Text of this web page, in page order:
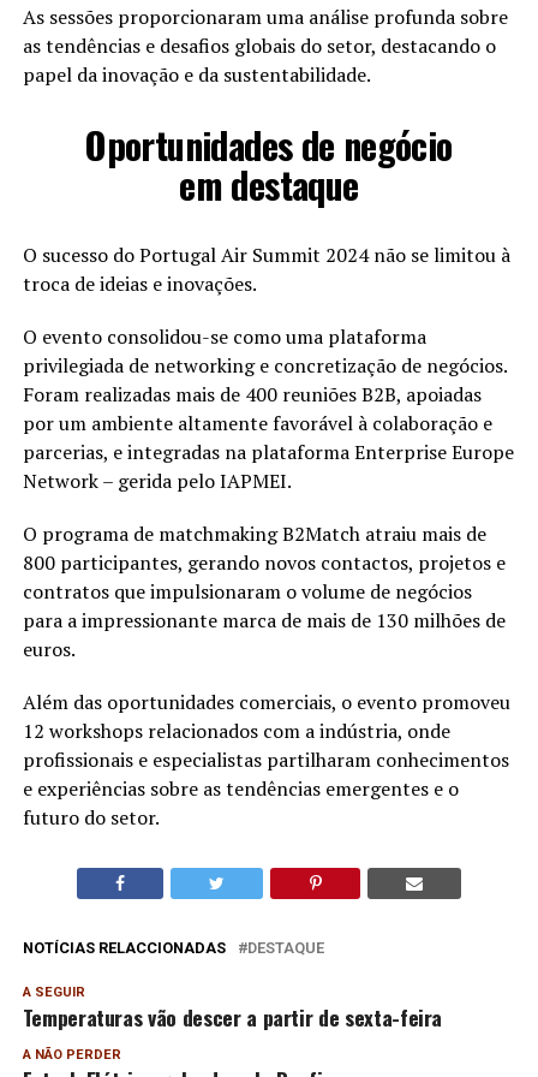
As sessões proporcionaram uma análise profunda sobre
as tendências e desafios globais do setor, destacando o
papel da inovação e da sustentabilidade.
Oportunidades de negócio
em destaque
O sucesso do Portugal Air Summit 2024 não se limitou à
troca de ideias e inovações.
O evento consolidou-se como uma plataforma
privilegiada de networking e concretização de negócios.
Foram realizadas mais de 400 reuniões B2B, apoiadas
por um ambiente altamente favorável à colaboração e
parcerias, e integradas na plataforma Enterprise Europe
Network – gerida pelo IAPMEI.
O programa de matchmaking B2Match atraiu mais de
800 participantes, gerando novos contactos, projetos e
contratos que impulsionaram o volume de negócios
para a impressionante marca de mais de 130 milhões de
euros.
Além das oportunidades comerciais, o evento promoveu
12 workshops relacionados com a indústria, onde
profissionais e especialistas partilharam conhecimentos
e experiências sobre as tendências emergentes e o
futuro do setor.
NOTÍCIAS RELACCIONADAS DESTAQUE
A SEGUIR
Temperaturas vão descer a partir de sexta-feira
A NÃO PERDER